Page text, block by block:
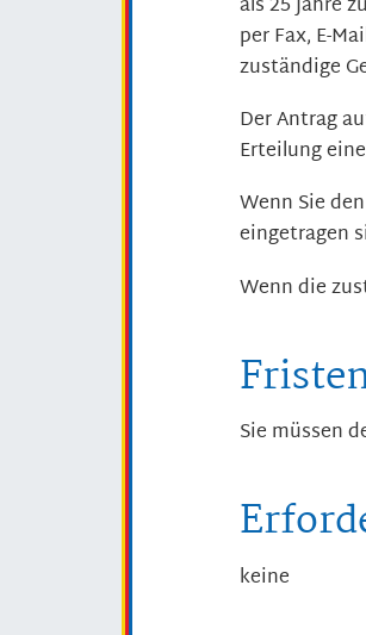
per Fax, E-
zuständige
Der Antrag
Erteilung
Wenn Sie
eingetragen
Wenn die
Sie müssen
keine